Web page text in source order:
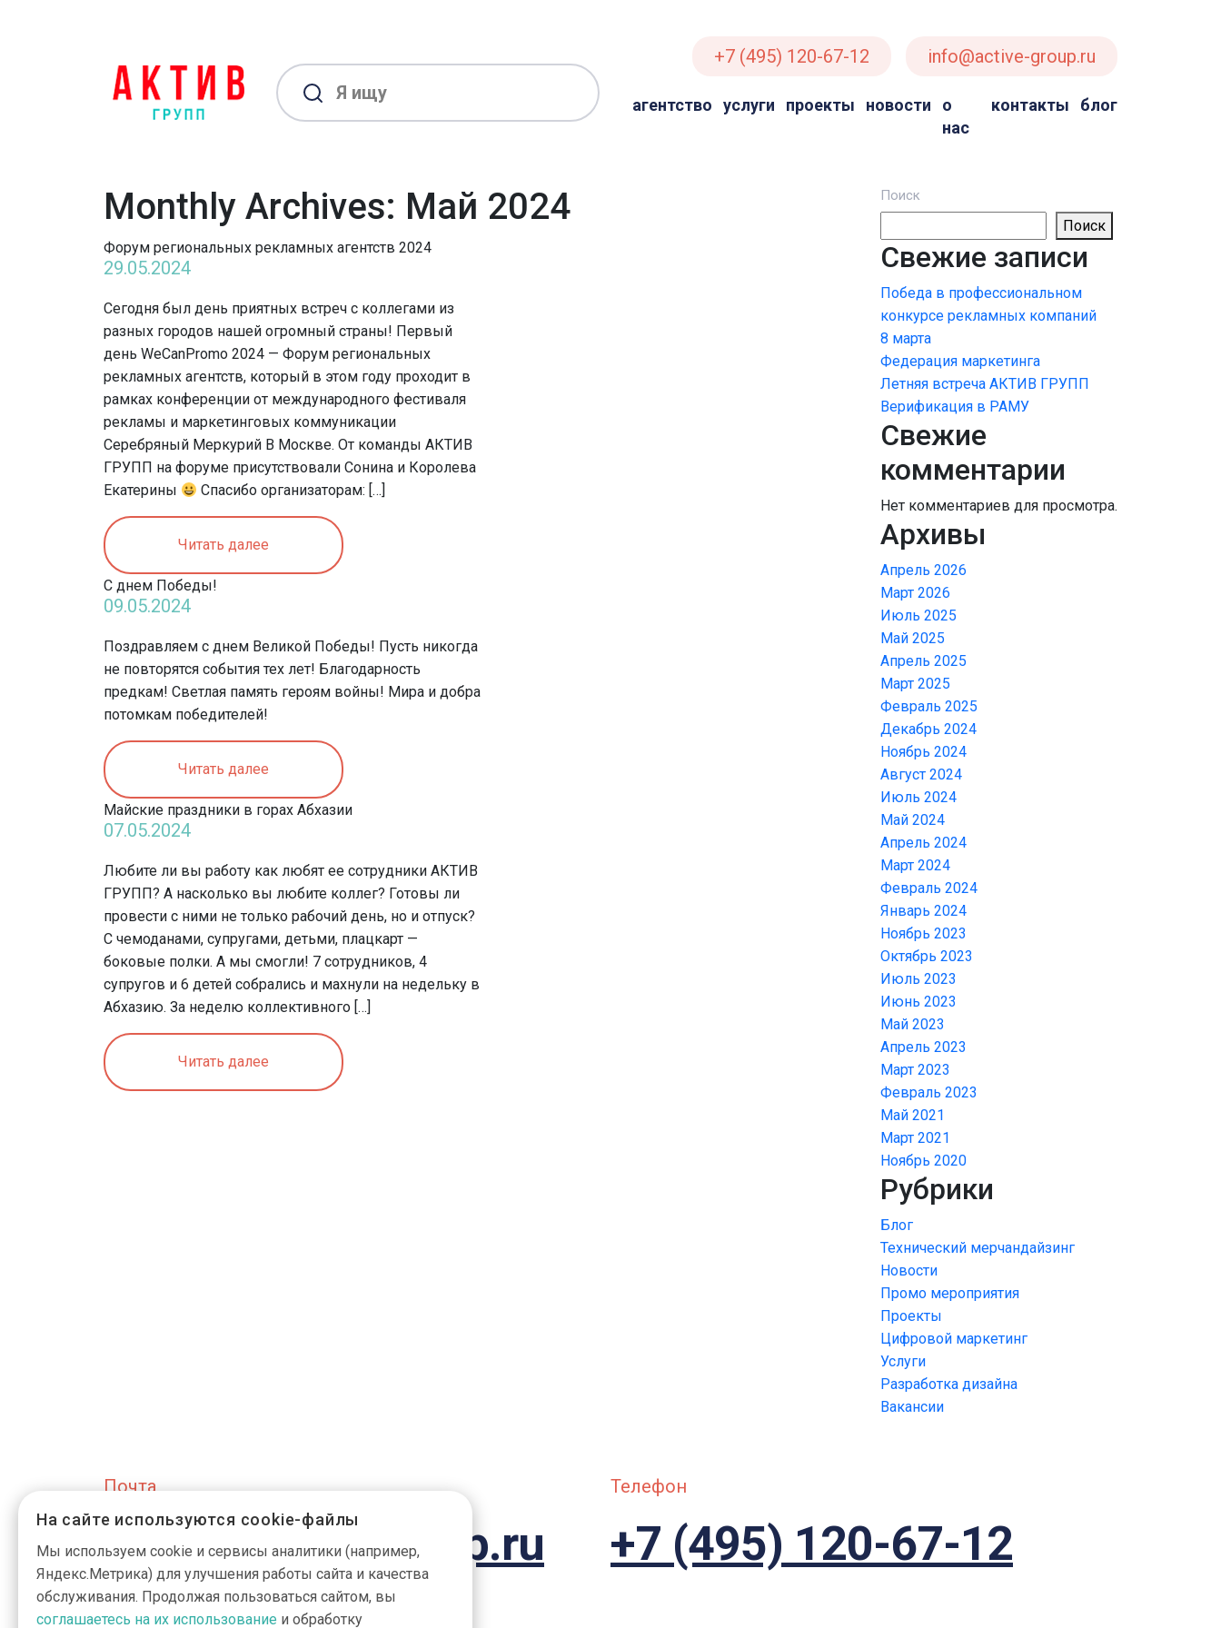
+7 (495) 120-67-12 info@active-group.ru
агентство услуги проекты новости
о
нас
контакты блог
Monthly Archives: Май 2024
Форум региональных рекламных агентств 2024
29.05.2024
Сегодня был день приятных встреч с коллегами из
разных городов нашей огромный страны! Первый
день WeCanPromo 2024 — Форум региональных
рекламных агентств, который в этом году проходит в
рамках конференции от международного фестиваля
рекламы и маркетинговых коммуникации‌
Серебряный Меркурий В Москве. От команды АКТИВ
ГРУПП на форуме присутствовали Сонина и Королева
Екатерины
Спасибо организаторам: […]
Читать далее
С днем Победы!
09.05.2024
Поздравляем с днем Великой Победы! Пусть никогда
не повторятся события тех лет! Благодарность
предкам! Светлая память героям войны! Мира и добра
потомкам победителей!
Читать далее
Майские праздники в горах Абхазии
07.05.2024
Любите ли вы работу как любят ее сотрудники АКТИВ
ГРУПП? А насколько вы любите коллег? Готовы ли
провести с ними не только рабочий день, но и отпуск?
С чемоданами, супругами, детьми, плацкарт —
боковые полки. А мы смогли! 7 сотрудников, 4
супругов и 6 детей собрались и махнули на недельку в
Абхазию. За неделю коллективного […]
Читать далее
Поиск
Поиск
Свежие записи
Победа в профессиональном
конкурсе рекламных компаний
8 марта
Федерация маркетинга
Летняя встреча АКТИВ ГРУПП
Верификация в РАМУ
Свежие
комментарии
Нет комментариев для просмотра.
Архивы
Апрель 2026
Март 2026
Июль 2025
Май 2025
Апрель 2025
Март 2025
Февраль 2025
Декабрь 2024
Ноябрь 2024
Август 2024
Июль 2024
Май 2024
Апрель 2024
Март 2024
Февраль 2024
Январь 2024
Ноябрь 2023
Октябрь 2023
Июль 2023
Июнь 2023
Май 2023
Апрель 2023
Март 2023
Февраль 2023
Май 2021
Март 2021
Ноябрь 2020
Рубрики
Блог
Технический мерчандайзинг
Новости
Промо мероприятия
Проекты
Цифровой маркетинг
Услуги
Разработка дизайна
Вакансии
Почта
info@active-group.ru
Телефон
+7 (495) 120-67-12
На сайте используются cookie-файлы
Мы используем cookie и сервисы аналитики (например,
Яндекс.Метрика) для улучшения работы сайта и качества
обслуживания. Продолжая пользоваться сайтом, вы
соглашаетесь на их использование и обработку